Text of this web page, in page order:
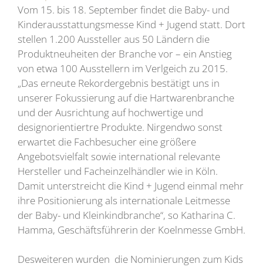
Vom 15. bis 18. September findet die Baby- und
Kinderausstattungsmesse Kind + Jugend statt. Dort
stellen 1.200 Aussteller aus 50 Ländern die
Produktneuheiten der Branche vor – ein Anstieg
von etwa 100 Ausstellern im Verlgeich zu 2015.
„Das erneute Rekordergebnis bestätigt uns in
unserer Fokussierung auf die Hartwarenbranche
und der Ausrichtung auf hochwertige und
designorientiertre Produkte. Nirgendwo sonst
erwartet die Fachbesucher eine größere
Angebotsvielfalt sowie international relevante
Hersteller und Facheinzelhändler wie in Köln.
Damit unterstreicht die Kind + Jugend einmal mehr
ihre Positionierung als internationale Leitmesse
der Baby- und Kleinkindbranche“, so Katharina C.
Hamma, Geschäftsführerin der Koelnmesse GmbH.
Desweiteren wurden die Nominierungen zum Kids